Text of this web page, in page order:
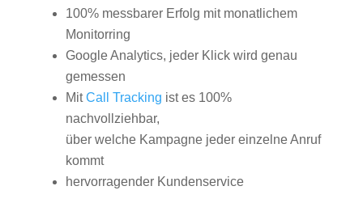
100% messbarer Erfolg mit monatlichem
Monitorring
Google Analytics, jeder Klick wird genau
gemessen
MitCall Tracking ist es 100%
nachvollziehbar,
über welche Kampagne jeder einzelne Anruf
kommt
hervorragender Kundenservice